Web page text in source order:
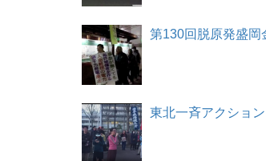
第130回脱原発盛岡
東北一斉アクショ